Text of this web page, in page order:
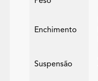
Enchimento
Suspensão